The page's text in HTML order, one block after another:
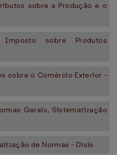
sobre a Produção e o
sobre Produtos
sobre o Comércio Exterior -
Gerais, Sistematização
de Normas - Disis